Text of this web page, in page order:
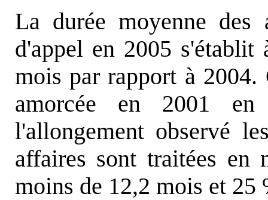
La durée moyenne des
d'appel en 2005
mois par rapport à 2004.
amorcée en 2001
l'allongement observé
affaires sont traitées
moins de 12,2 mois et 25